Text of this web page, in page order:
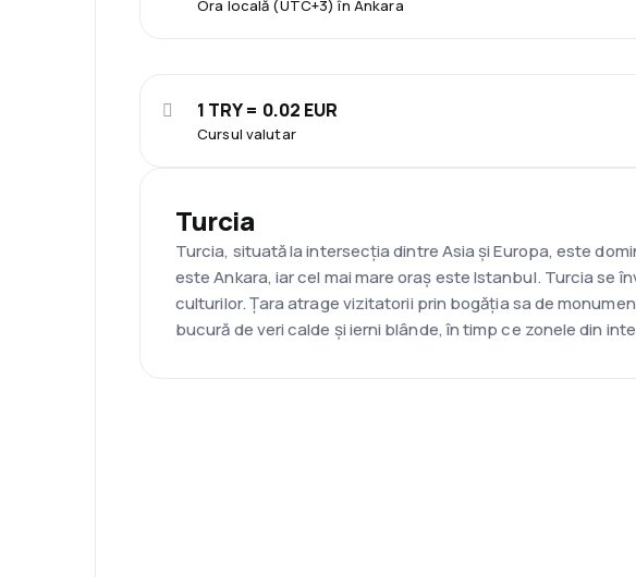
Ora locală (UTC+3) în Ankara
Cursul valutar
1 TRY = 0.02 EUR
Turcia
Turcia, situată la intersecția dintre Asia și Europa, este
este Ankara, iar cel mai mare oraș este Istanbul. Turcia
culturilor. Țara atrage vizitatorii prin bogăția sa de
bucură de veri calde și ierni blânde, în timp ce zonele din